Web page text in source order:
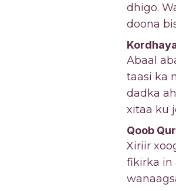
dhigo.
doona
Abaal
taasi ka
dadka
xitaa ku
Qoob
Xiriir
fikirka in